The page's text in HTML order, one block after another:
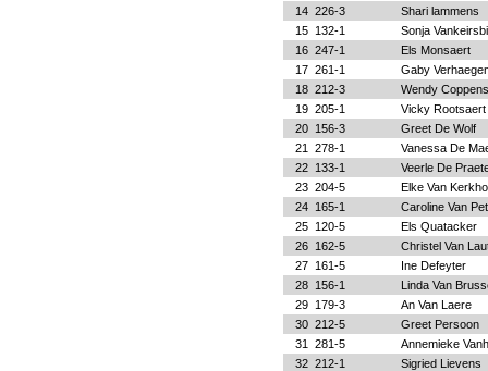
14 226-3
Shari lammens
15 132-1
Sonja
16 247-1
Els Monsaert
17 261-1
Gaby
18 212-3
Wendy Coppens
19 205-1
Vicky Rootsaert
20 156-3
Greet De Wolf
21
278-1
Vanessa De
22 133-1
Veerle De
23 204-5
Elke Van
24 165-1
Caroline Van
25 120-5
Els Quatacker
26 162-5
Christel Van
27 161-5
Ine Defeyter
28 156-1
Linda Van
29 179-3
An Van Laere
30 212-5
Greet Persoon
31
281-5
Annemieke
32 212-1
Sigried Lievens